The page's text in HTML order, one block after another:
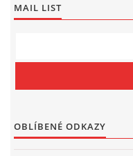
MAIL LIST
OBLÍBENÉ ODKAZY